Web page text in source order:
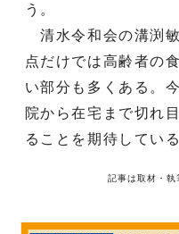
う。
清水令和会の溝渕
点だけでは高齢者の
い部分も多くある。
院から在宅まで切れ
ることを期待してい
記事は取材・執